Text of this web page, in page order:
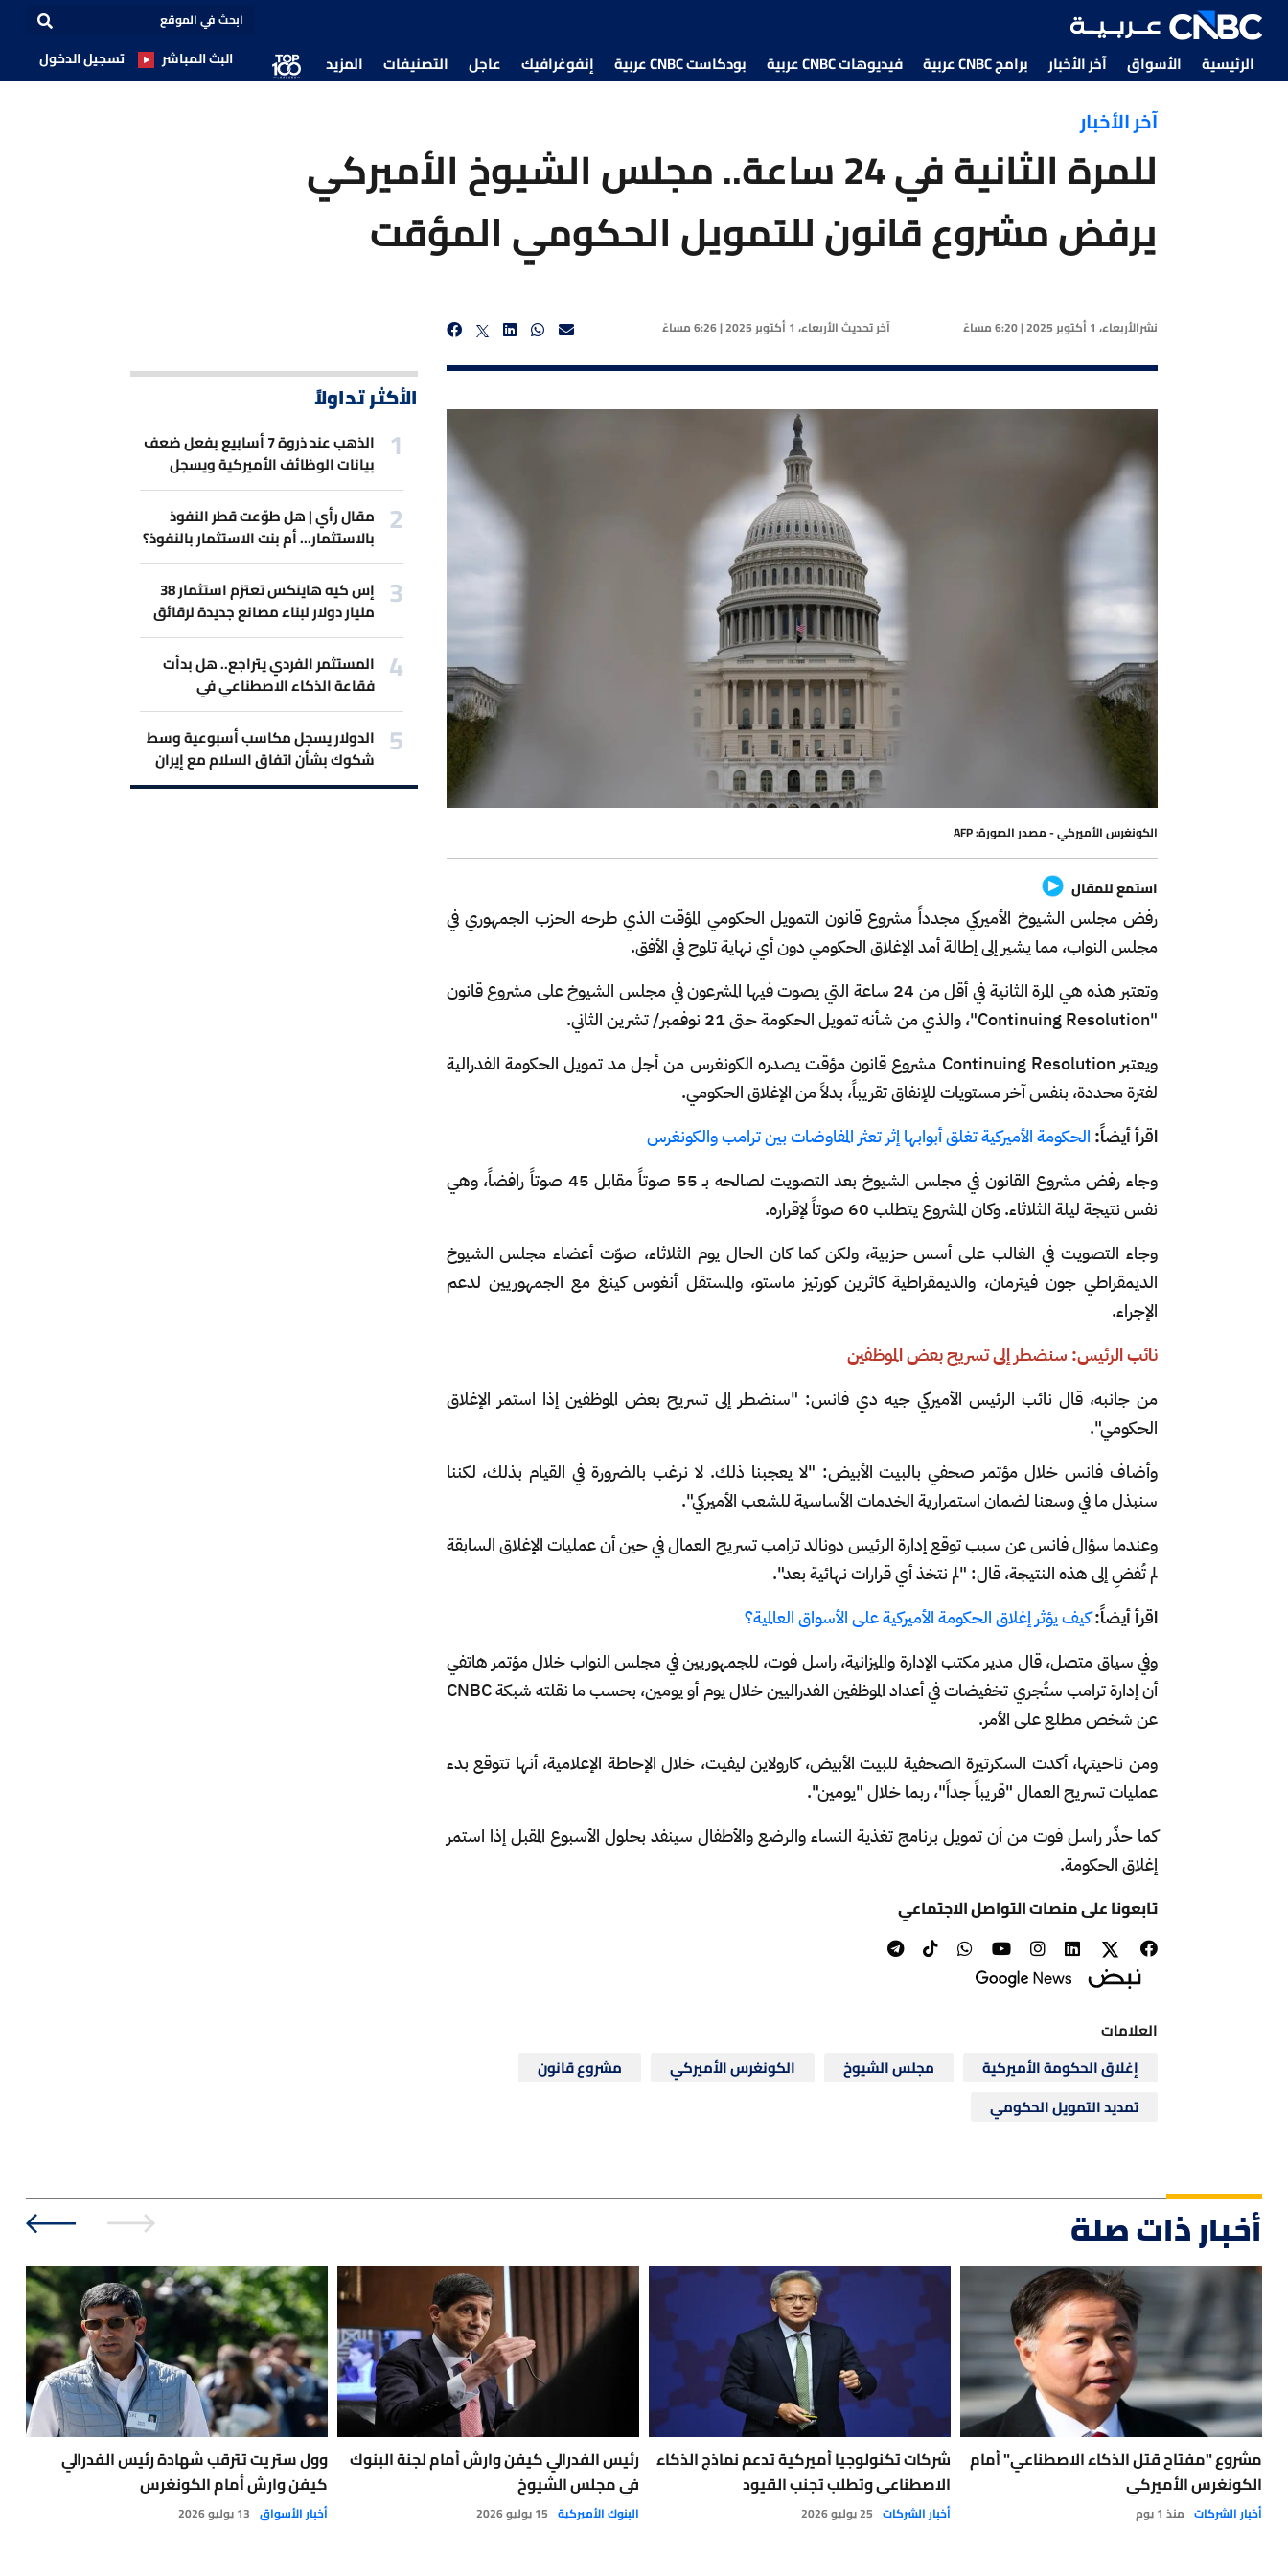
الرئيسية الأسواق آخر الأخبار برامج CNBC عربية فيديوهات CNBC عربية بودكاست CNBC عربية إنفوغرافيك عاجل التصنيفات المزيد البث المباشر تسجيل الدخول
آخر الأخبار
للمرة الثانية في 24 ساعة.. مجلس الشيوخ الأميركي
يرفض مشروع قانون للتمويل الحكومي المؤقت
نشرالأربعاء، 1 أكتوبر 2025 | 6:20 مساءً آخر تحديثالأربعاء، 1 أكتوبر 2025 | 6:26 مساءً
الكونغرس الأميركي - مصدر الصورة: AFP
استمع للمقال
رفض مجلس الشيوخ الأميركي مجدداً مشروع قانون التمويل الحكومي المؤقت الذي طرحه الحزب الجمهوري في
مجلس النواب، مما يشير إلى إطالة أمد الإغلاق الحكومي دون أي نهاية تلوح في الأفق.
وتعتبر هذه هي المرة الثانية في أقل من 24 ساعة التي يصوت فيها المشرعون في مجلس الشيوخ على مشروع قانون
"Continuing Resolution"، والذي من شأنه تمويل الحكومة حتى 21 نوفمبر/ تشرين الثاني.
ويعتبر Continuing Resolution مشروع قانون مؤقت يصدره الكونغرس من أجل مد تمويل الحكومة الفدرالية
لفترة محددة، بنفس آخر مستويات للإنفاق تقريباً، بدلاً من الإغلاق الحكومي.
اقرأ أيضاً: الحكومة الأميركية تغلق أبوابها إثر تعثر المفاوضات بين ترامب والكونغرس
وجاء رفض مشروع القانون في مجلس الشيوخ بعد التصويت لصالحه بـ 55 صوتاً مقابل 45 صوتاً رافضاً، وهي
نفس نتيجة ليلة الثلاثاء. وكان المشروع يتطلب 60 صوتاً لإقراره.
وجاء التصويت في الغالب على أسس حزبية، ولكن كما كان الحال يوم الثلاثاء، صوّت أعضاء مجلس الشيوخ
الديمقراطي جون فيترمان، والديمقراطية كاثرين كورتيز ماستو، والمستقل أنغوس كينغ مع الجمهوريين لدعم
الإجراء.
نائب الرئيس: سنضطر إلى تسريح بعض الموظفين
من جانبه، قال نائب الرئيس الأميركي جيه دي فانس: "سنضطر إلى تسريح بعض الموظفين إذا استمر الإغلاق
الحكومي".
وأضاف فانس خلال مؤتمر صحفي بالبيت الأبيض: "لا يعجبنا ذلك. لا نرغب بالضرورة في القيام بذلك، لكننا
سنبذل ما في وسعنا لضمان استمرارية الخدمات الأساسية للشعب الأميركي".
وعندما سؤال فانس عن سبب توقع إدارة الرئيس دونالد ترامب تسريح العمال في حين أن عمليات الإغلاق السابقة
لم تُفضِ إلى هذه النتيجة، قال: "لم نتخذ أي قرارات نهائية بعد".
اقرأ أيضاً:كيف يؤثر إغلاق الحكومة الأميركية على الأسواق العالمية؟
وفي سياق متصل، قال مدير مكتب الإدارة والميزانية، راسل فوت، للجمهوريين في مجلس النواب خلال مؤتمر هاتفي
أن إدارة ترامب ستُجري تخفيضات في أعداد الموظفين الفدراليين خلال يوم أو يومين، بحسب ما نقلته شبكة CNBC
عن شخص مطلع على الأمر.
ومن ناحيتها، أكدت السكرتيرة الصحفية للبيت الأبيض، كارولاين ليفيت، خلال الإحاطة الإعلامية، أنها تتوقع بدء
عمليات تسريح العمال "قريباً جداً"، ربما خلال "يومين".
كما حذّر راسل فوت من أن تمويل برنامج تغذية النساء والرضع والأطفال سينفد بحلول الأسبوع المقبل إذا استمر
إغلاق الحكومة.
تابعونا على منصات التواصل الاجتماعي
العلامات
إغلاق الحكومة الأميركية
مجلس الشيوخ الكونغرس الأميركي
مشروع قانون
تمديد التمويل الحكومي
الأكثر تداولاً
الذهب عند ذروة 7 أسابيع بفعل ضعف
بيانات الوظائف الأميركية ويسجل
أفضل مكاسب أسبوعية
مقال رأي | هل طوّعت قطر النفوذ
بالاستثمار... أم بنت الاستثمار بالنفوذ؟
إس كيه هاينكس تعتزم استثمار 38
مليار دولار لبناء مصانع جديدة لرقائق
الذاكرة
المستثمر الفردي يتراجع.. هل بدأت
فقاعة الذكاء الاصطناعي في
الانكماش؟
الدولار يسجل مكاسب أسبوعية وسط
شكوك بشأن اتفاق السلام مع إيران
أخبار ذات صلة
مشروع "مفتاح قتل الذكاء الاصطناعي" أمام
الكونغرس الأميركي
أخبار الشركات منذ 1 يوم
شركات تكنولوجيا أميركية تدعم نماذج الذكاء
الاصطناعي وتطلب تجنب القيود
أخبار الشركات 25 يوليو 2026
رئيس الفدرالي كيفن وارش أمام لجنة البنوك
في مجلس الشيوخ
البنوك الأميركية 15 يوليو 2026
وول ستريت تترقب شهادة رئيس الفدرالي
كيفن وارش أمام الكونغرس
أخبار الأسواق 13 يوليو 2026